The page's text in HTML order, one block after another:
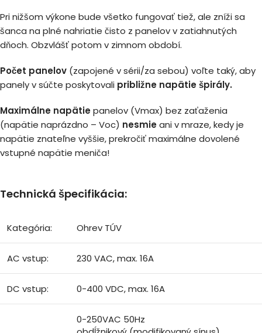
Pri nižšom výkone bude všetko fungovať tiež, ale zníži sa
šanca na plné nahriatie čisto z panelov v zatiahnutých
dňoch. Obzvlášť potom v zimnom období.
Počet panelov (zapojené v sérii/za sebou) voľte taký, aby
panely v súčte poskytovali približne napätie špirály.
Maximálne napätiepanelov (Vmax) bez zaťaženia
(napätie naprázdno – Voc) nesmieani v mraze, kedy je
napätie znateľne vyššie, prekročiť maximálne dovolené
vstupné napätie meniča!
Technická špecifikácia:
Kategória: Ohrev TÚV
AC vstup: 230 VAC, max. 16A
DC vstup: 0-400 VDC, max. 16A
0-250VAC 50Hz